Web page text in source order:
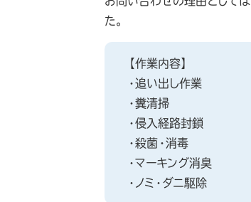
た。
【作業内容】
・追い出し作業
・糞清掃
・侵入経路封鎖
・殺菌・消毒
・マーキング消臭
・ノミ・ダニ駆除